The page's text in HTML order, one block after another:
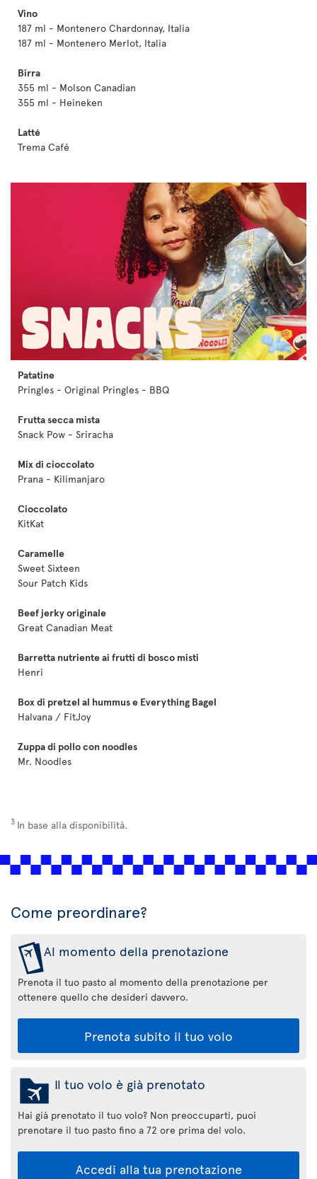
Vino
187 ml - Montenero Chardonnay, Italia
187 ml - Montenero Merlot, Italia
Birra
355 ml - Molson Canadian
355 ml - Heineken
Latté
Trema Café
Patatine
Pringles - Original Pringles - BBQ
Frutta secca mista
Snack Pow - Sriracha
Mix di cioccolato
Prana - Kilimanjaro
Cioccolato
KitKat
Caramelle
Sweet Sixteen
Sour Patch Kids
Beef jerky originale
Great Canadian Meat
Barretta nutriente ai frutti di bosco misti
Henri
Box di pretzel al hummus e Everything Bagel
Halvana / FitJoy
Zuppa di pollo con noodles
Mr. Noodles
3 In base alla disponibilità.
Come preordinare?
Al momento della prenotazione
Prenota il tuo pasto al momento della prenotazione per
ottenere quello che desideri davvero.
Prenota subito il tuo volo
Il tuo volo è già prenotato
Hai già prenotato il tuo volo? Non preoccuparti, puoi
prenotare il tuo pasto fino a 72 ore prima del volo.
Accedi alla tua prenotazione